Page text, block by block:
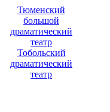
Тюменский
большой
драматический
театр
Тобольский
драматический
театр